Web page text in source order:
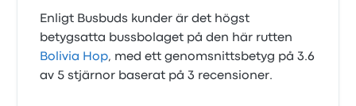
Enligt Busbuds kunder är det högst
betygsatta bussbolaget på den här rutten
Bolivia Hop, med ett genomsnittsbetyg på 3.6
av 5 stjärnor baserat på 3 recensioner.